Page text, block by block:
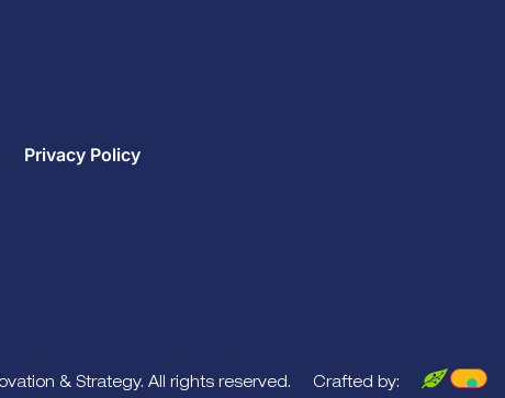
Privacy Policy
& Strategy. All rights reserved. Crafted by: